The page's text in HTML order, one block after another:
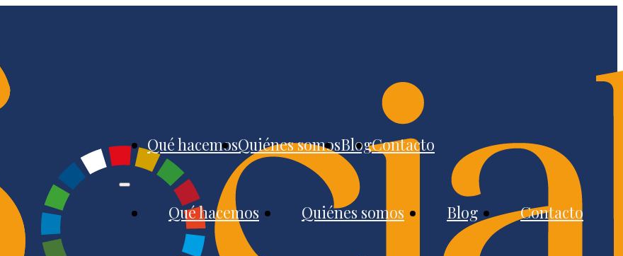
Qué hacemosQuiénes somosBlogContacto
Qué hacemos Quiénes somos Blog Contacto